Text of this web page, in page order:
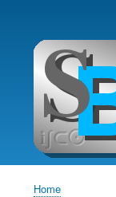
navigation
Home